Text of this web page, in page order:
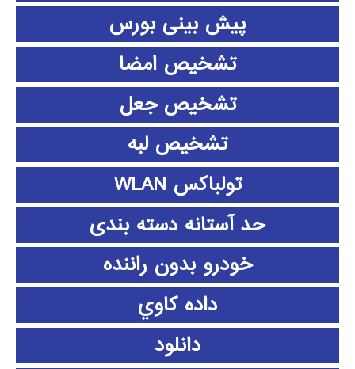
پیش بینی بورس
تشخیص امضا
تشخیص جعل
تشخیص لبه
تولباکس WLAN
حد آستانه دسته بندی
خودرو بدون راننده
داده كاوي
دانلود